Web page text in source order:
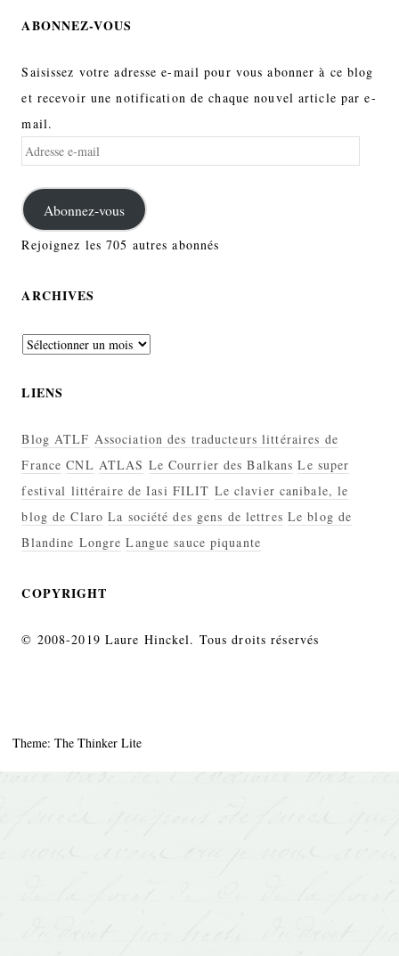
ABONNEZ-VOUS
Saisissez votre adresse e-mail pour vous abonner à ce blog
et recevoir une notification de chaque nouvel article par e-
mail.
Adresse
mail
Abonnez-vous
Rejoignez les 705 autres abonnés
ARCHIVES
Archives
LIENS
Blog ATLF Association des traducteurs littéraires de
France CNL ATLAS Le Courrier des Balkans Le super
festival littéraire de Iasi FILIT Le clavier canibale, le
blog de Claro La société des gens de lettres Le blog de
Blandine Longre Langue sauce piquante
COPYRIGHT
© 2008-2019 Laure Hinckel. Tous droits réservés
Theme: The Thinker Lite